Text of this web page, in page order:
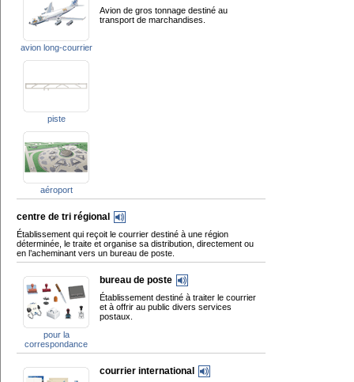
avion long-courrier
piste
aéroport
Avion de gros tonnage destiné au
transport de marchandises.
centre de tri régional
Établissement qui reçoit le courrier destiné à une région
déterminée, le traite et organise sa distribution, directement ou
en l’acheminant vers un bureau de poste.
pour la
correspondance
bureau de poste
Établissement destiné à traiter le courrier
et à offrir au public divers services
postaux.
courrier international